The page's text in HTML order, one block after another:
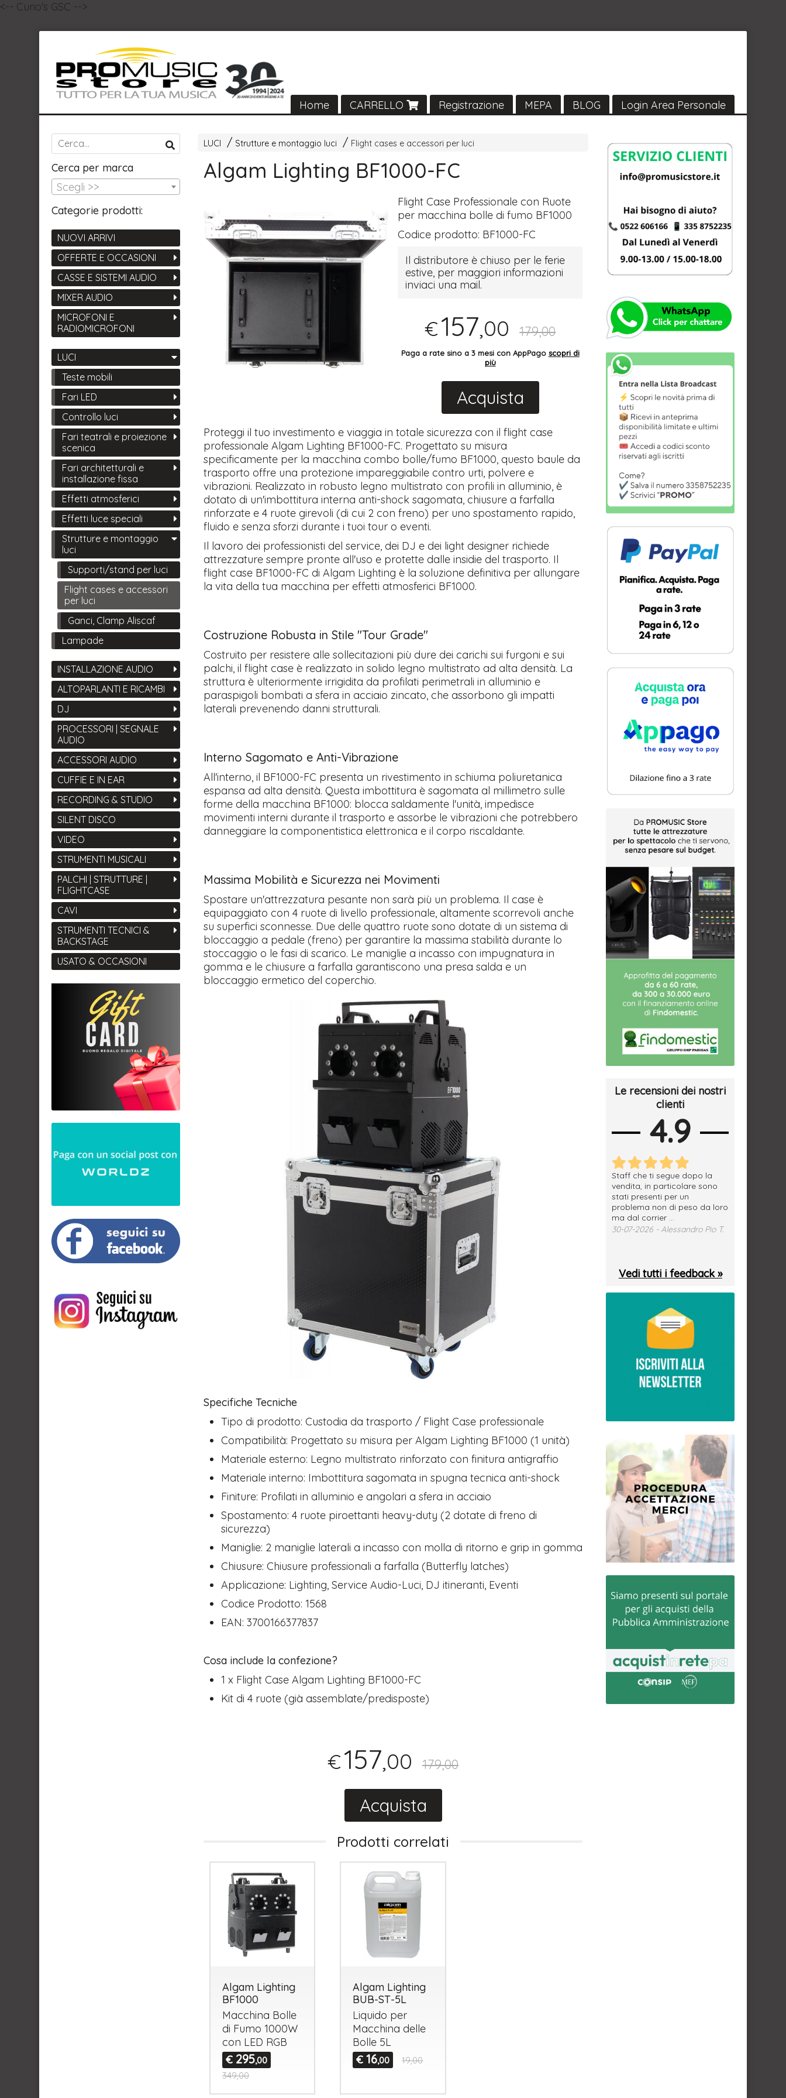
<-- Curio's GSC -->
Home CARRELLO Registrazione MEPA BLOG Login Area Personale
LUCI Strutture e montaggio luci Flight cases e accessori per luci
Algam Lighting BF1000-FC
Flight Case Professionale con Ruote
per macchina bolle di fumo BF1000
Codice prodotto: BF1000-FC
Il distributore è chiuso per le ferie
estive, per maggiori informazioni
inviaci una mail.
€157,00 179,00
Paga a rate sino a 3 mesi con AppPago scopri di
più
Acquista
Proteggi il tuo investimento e viaggia in totale sicurezza con il flight case
professionale Algam Lighting BF1000-FC. Progettato su misura
specificamente per la macchina combo bolle/fumo BF1000, questo baule da
trasporto offre una protezione impareggiabile contro urti, polvere e
vibrazioni. Realizzato in robusto legno multistrato con profili in alluminio, è
dotato di un'imbottitura interna anti-shock sagomata, chiusure a farfalla
rinforzate e 4 ruote girevoli (di cui 2 con freno) per uno spostamento rapido,
fluido e senza sforzi durante i tuoi tour o eventi.
Il lavoro dei professionisti del service, dei DJ e dei light designer richiede
attrezzature sempre pronte all'uso e protette dalle insidie del trasporto. Il
flight case BF1000-FC di Algam Lighting è la soluzione definitiva per allungare
la vita della tua macchina per effetti atmosferici BF1000.
Costruzione Robusta in Stile "Tour Grade"
Costruito per resistere alle sollecitazioni più dure dei carichi sui furgoni e sui
palchi, il flight case è realizzato in solido legno multistrato ad alta densità. La
struttura è ulteriormente irrigidita da profilati perimetrali in alluminio e
paraspigoli bombati a sfera in acciaio zincato, che assorbono gli impatti
laterali prevenendo danni strutturali.
Interno Sagomato e Anti-Vibrazione
All'interno, il BF1000-FC presenta un rivestimento in schiuma poliuretanica
espansa ad alta densità. Questa imbottitura è sagomata al millimetro sulle
forme della macchina BF1000: blocca saldamente l'unità, impedisce
movimenti interni durante il trasporto e assorbe le vibrazioni che potrebbero
danneggiare la componentistica elettronica e il corpo riscaldante.
Massima Mobilità e Sicurezza nei Movimenti
Spostare un'attrezzatura pesante non sarà più un problema. Il case è
equipaggiato con 4 ruote di livello professionale, altamente scorrevoli anche
su superfici sconnesse. Due delle quattro ruote sono dotate di un sistema di
bloccaggio a pedale (freno) per garantire la massima stabilità durante lo
stoccaggio o le fasi di scarico. Le maniglie a incasso con impugnatura in
gomma e le chiusure a farfalla garantiscono una presa salda e un
bloccaggio ermetico del coperchio.
Specifiche Tecniche
Tipo di prodotto: Custodia da trasporto / Flight Case professionale
Compatibilità: Progettato su misura per Algam Lighting BF1000 (1 unità)
Materiale esterno: Legno multistrato rinforzato con finitura antigraffio
Materiale interno: Imbottitura sagomata in spugna tecnica anti-shock
Finiture: Profilati in alluminio e angolari a sfera in acciaio
Spostamento: 4 ruote piroettanti heavy-duty (2 dotate di freno di
sicurezza)
Maniglie: 2 maniglie laterali a incasso con molla di ritorno e grip in gomma
Chiusure: Chiusure professionali a farfalla (Butterfly latches)
Applicazione: Lighting, Service Audio-Luci, DJ itineranti, Eventi
Codice Prodotto: 1568
EAN: 3700166377837
Cosa include la confezione?
1 x Flight Case Algam Lighting BF1000-FC
Kit di 4 ruote (già assemblate/predisposte)
€157,00 179,00
Acquista
Prodotti correlati
Algam Lighting
BF1000
Macchina Bolle
di Fumo 1000W
con LED RGB
€ 295,00
349,00
Algam Lighting
BUB-ST-5L
Liquido per
Macchina delle
Bolle 5L
€ 16,00 19,00
Cerca per marca
Scegli >>
Categorie prodotti:
NUOVI ARRIVI
OFFERTE E OCCASIONI
CASSE E SISTEMI AUDIO
MIXER AUDIO
MICROFONI E
RADIOMICROFONI
LUCI
Teste mobili
Fari LED
Controllo luci
Fari teatrali e proiezione
scenica
Fari architetturali e
installazione fissa
Effetti atmosferici
Effetti luce speciali
Strutture e montaggio
luci
Supporti/stand per luci
Flight cases e accessori
per luci
Ganci, Clamp Aliscaf
Lampade
INSTALLAZIONE AUDIO
ALTOPARLANTI E RICAMBI
DJ
PROCESSORI | SEGNALE
AUDIO
ACCESSORI AUDIO
CUFFIE E IN EAR
RECORDING & STUDIO
SILENT DISCO
VIDEO
STRUMENTI MUSICALI
PALCHI | STRUTTURE |
FLIGHTCASE
CAVI
STRUMENTI TECNICI &
BACKSTAGE
USATO & OCCASIONI
Le recensioni dei nostri
clienti
4.9
Tutto perfetto, materiale
ottimo e spedizione
velocissima, grazie.
Staff che ti segue dopo la
vendita, in particolare sono
stati presenti per un
problema non di peso da loro
ma dal corrier ...
30-07-2026 - Alessandro Pio T.
Vedi tutti i feedback »